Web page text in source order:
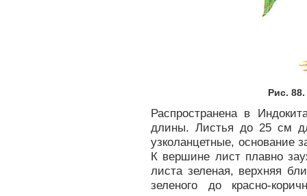
Рис.
Распространена в
длины. Листья до 25 см
узколанцетные, основание
К вершине лист плавно
листа зеленая, верхняя
зеленого до красно-